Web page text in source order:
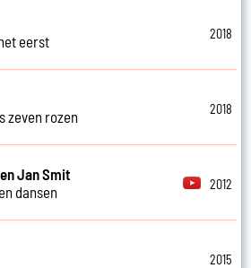
eerst
2018
zeven rozen
2018
Jan Smit
dansen
2012
2015